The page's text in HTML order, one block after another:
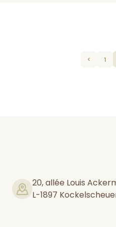
Prev Page
1
20, allée Louis
L-1897